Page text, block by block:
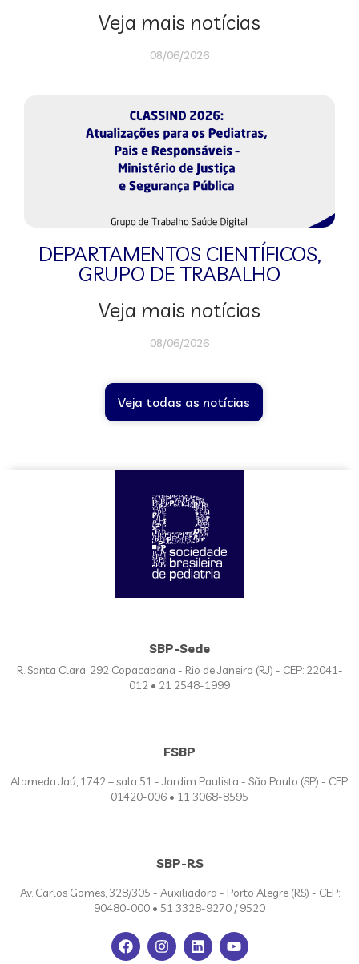
Veja mais notícias
08/06/2026
DEPARTAMENTOS CIENTÍFICOS,
GRUPO DE TRABALHO
Veja mais notícias
08/06/2026
Veja todas as notícias
SBP-Sede
R. Santa Clara, 292 Copacabana - Rio de Janeiro (RJ) - CEP: 22041-
012 • 21 2548-1999
FSBP
Alameda Jaú, 1742 – sala 51 - Jardim Paulista - São Paulo (SP) - CEP:
01420-006 • 11 3068-8595
SBP-RS
Av. Carlos Gomes, 328/305 - Auxiliadora - Porto Alegre (RS) - CEP:
90480-000 • 51 3328-9270 / 9520